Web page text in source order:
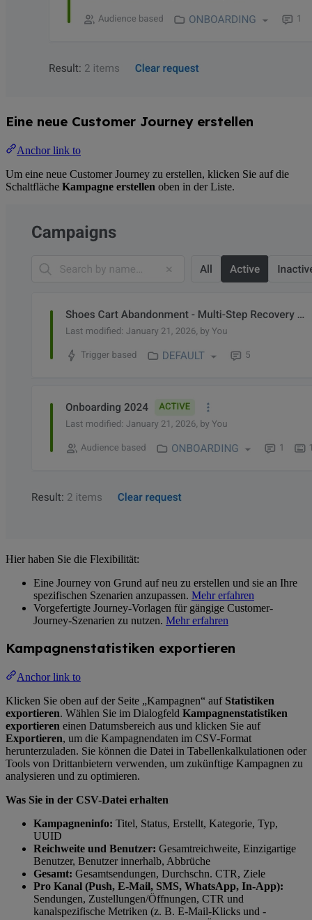
Eine neue Customer Journey erstellen
Anchor link to
Um eine neue Customer Journey zu erstellen, klicken Sie auf die
Schaltfläche Kampagne erstellen oben in der Liste.
Hier haben Sie die Flexibilität:
Eine Journey von Grund auf neu zu erstellen und sie an Ihre
spezifischen Szenarien anzupassen. Mehr erfahren
Vorgefertigte Journey-Vorlagen für gängige Customer-
Journey-Szenarien zu nutzen. Mehr erfahren
Kampagnenstatistiken exportieren
Anchor link to
Klicken Sie oben auf der Seite „Kampagnen“ auf Statistiken
exportieren. Wählen Sie im Dialogfeld Kampagnenstatistiken
exportieren einen Datumsbereich aus und klicken Sie auf
Exportieren, um die Kampagnendaten im CSV-Format
herunterzuladen. Sie können die Datei in Tabellenkalkulationen oder
Tools von Drittanbietern verwenden, um zukünftige Kampagnen zu
analysieren und zu optimieren.
Was Sie in der CSV-Datei erhalten
Kampagneninfo: Titel, Status, Erstellt, Kategorie, Typ,
UUID
Reichweite und Benutzer: Gesamtreichweite, Einzigartige
Benutzer, Benutzer innerhalb, Abbrüche
Gesamt: Gesamtsendungen, Durchschn. CTR, Ziele
Pro Kanal (Push, E-Mail, SMS, WhatsApp, In-App):
Sendungen, Zustellungen/Öffnungen, CTR und
kanalspezifische Metriken (z. B. E-Mail-Klicks und -